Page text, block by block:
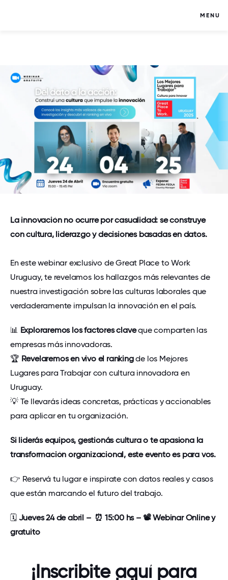
MENU
La innovación no ocurre por casualidad: se construye
con cultura, liderazgo y decisiones basadas en datos.
En este webinar exclusivo de Great Place to Work
Uruguay, te revelamos los hallazgos más relevantes de
nuestra investigación sobre las culturas laborales que
verdaderamente impulsan la innovación en el país.
📊 Exploraremos los factores claveque comparten las
empresas más innovadoras.
🏆 Revelaremos en vivo el rankingde los Mejores
Lugares para Trabajar con cultura innovadora en
Uruguay.
💡 Te llevarás ideas concretas, prácticas y accionables
para aplicar en tu organización.
Si liderás equipos, gestionás cultura o te apasiona la
transformación organizacional, este evento es para vos.
👉 Reservá tu lugar e inspirate con datos reales y casos
que están marcando el futuro del trabajo.
🗓️ Jueves 24 de abril – ⏰ 15:00 hs – 📽️ Webinar Online y
gratuito
¡Inscribite aquí para